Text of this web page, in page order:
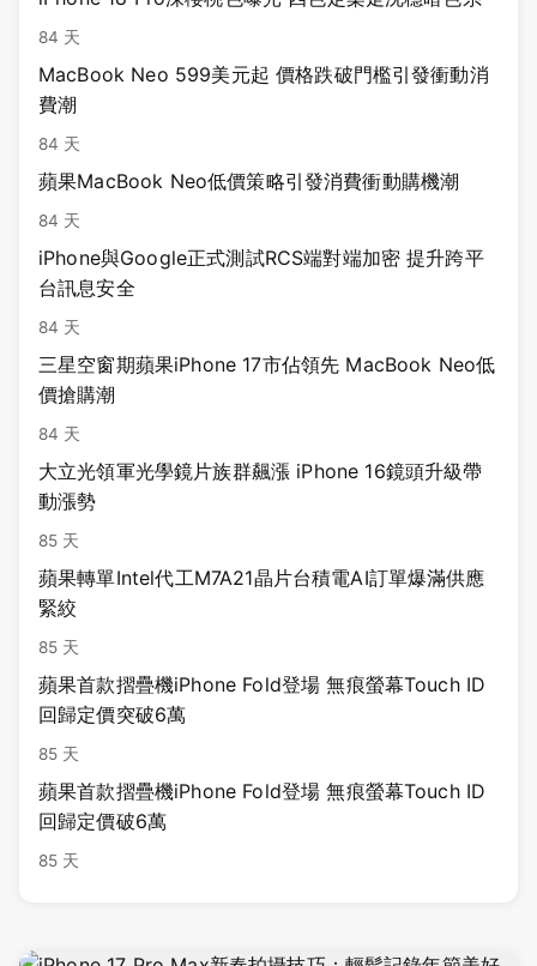
84 天
MacBook Neo 599美元起 價格跌破門檻引發衝動消
費潮
84 天
蘋果MacBook Neo低價策略引發消費衝動購機潮
84 天
iPhone與Google正式測試RCS端對端加密 提升跨平
台訊息安全
84 天
三星空窗期蘋果iPhone 17市佔領先 MacBook Neo低
價搶購潮
84 天
大立光領軍光學鏡片族群飆漲 iPhone 16鏡頭升級帶
動漲勢
85 天
蘋果轉單Intel代工M7A21晶片台積電AI訂單爆滿供應
緊絞
85 天
蘋果首款摺疊機iPhone Fold登場 無痕螢幕Touch ID
回歸定價突破6萬
85 天
蘋果首款摺疊機iPhone Fold登場 無痕螢幕Touch ID
回歸定價破6萬
85 天